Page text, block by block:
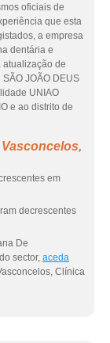
oficiais de
que esta
a empresa
dentária e
atualização de
JOÃO DEUS
UNIAO
e ao distrito de
em
decrescentes
De
sector, aceda
Clínica